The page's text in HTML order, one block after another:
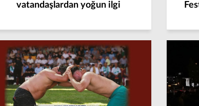
vatandaşlardan yoğun ilgi